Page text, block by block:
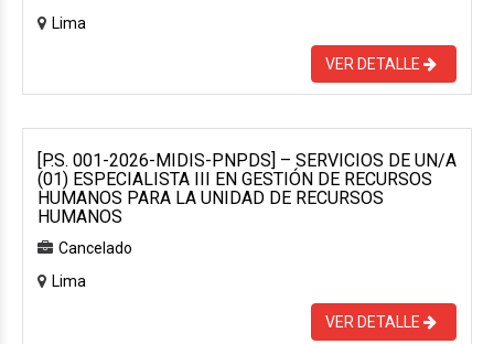
Lima
VER DETALLE
[P.S. 001-2026-MIDIS-PNPDS] – SERVICIOS DE UN/A
(01) ESPECIALISTA III EN GESTIÓN DE RECURSOS
HUMANOS PARA LA UNIDAD DE RECURSOS
HUMANOS
Cancelado
Lima
VER DETALLE